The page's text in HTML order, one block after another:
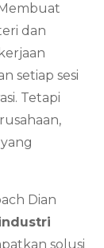
dan
setiap sesi
Tetapi
Dian
solusi